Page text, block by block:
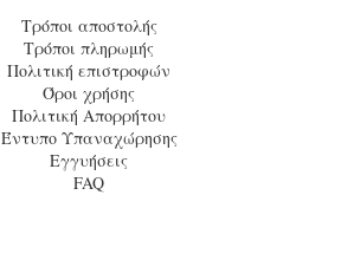
Τρόποι αποστολής
Τρόποι πληρωμής
Πολιτική επιστροφών
Όροι χρήσης
Πολιτική Απορρήτου
Έντυπο Υπαναχώρησης
Εγγυήσεις
FAQ